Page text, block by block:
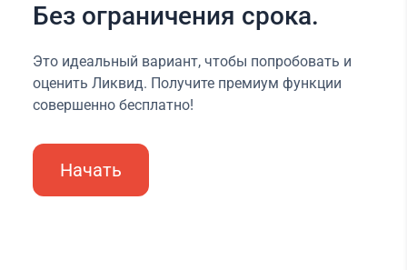
Без ограничения срока.
Это идеальный вариант, чтобы попробовать и
оценить Ликвид. Получите премиум функции
совершенно бесплатно!
Начать